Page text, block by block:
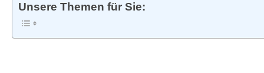
Unsere Themen für Sie: